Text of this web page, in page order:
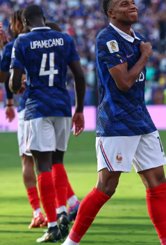
Curling
Dostihy
Florbal
Futsal
Golf
Gymnastika